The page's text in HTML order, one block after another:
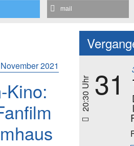
mail
2021
Kino:
20:30 Uhr31